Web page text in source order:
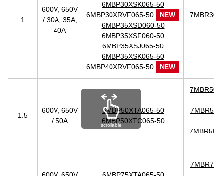
1
600V, 650V
/ 30A, 35A,
40A
6MBP30XSK065-50
6MBP30XRVF065-50
NEW
6MBP35XSD060-50
6MBP35XSF060-50
6MBP35XSJ065-50
6MBP35XSK065-50
6MBP40XRVF065-50
NEW
50
1.5
600V, 650V
/ 50A
6MBP50XTA065-50
6MBP50XTC065-50
50
50
50
scrollable